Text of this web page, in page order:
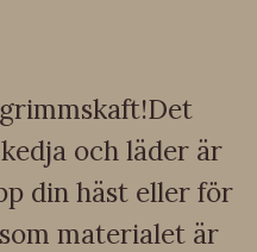
och läder är
din häst eller för
materialet är